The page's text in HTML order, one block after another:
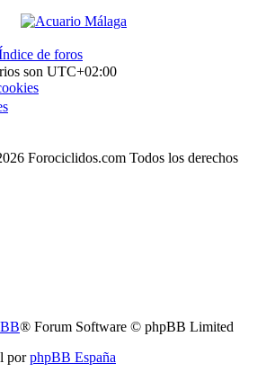
de foros
son UTC+02:00
Forociclidos.com Todos los derechos
® Forum Software © phpBB Limited
porphpBB España